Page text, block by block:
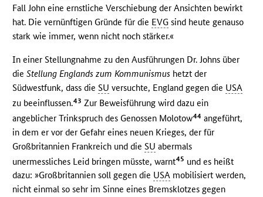
Fall John eine ernstliche Verschiebung der Ansichten bewirkt
hat. Die vernünftigen Gründe für die EVG sind heute genauso
stark wie immer, wenn nicht noch stärker.«
In einer Stellungnahme zu den Ausführungen Dr. Johns über
dieStellung Englands zum Kommunismus hetzt der
Südwestfunk, dass dieSU versuchte, England gegen die USA
zu beeinflussen.43 Zur Beweisführung wird dazu ein
angeblicher Trinkspruch des Genossen Molotow44 angeführt,
in dem er vor der Gefahr eines neuen Krieges, der für
Großbritannien Frankreich und dieSU abermals
unermessliches Leid bringen müsste, warnt45 und es heißt
dazu: »Großbritannien soll gegen die USA mobilisiert werden,
nicht einmal so sehr im Sinne eines Bremsklotzes gegen